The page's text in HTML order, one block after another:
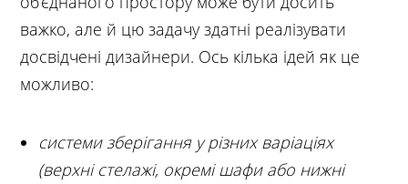
важко, але й цю задачу здатні реалізувати
досвідчені дизайнери. Ось кілька ідей як це
можливо:
системи зберігання у різних варіаціях
(верхні стелажі, окремі шафи або нижні